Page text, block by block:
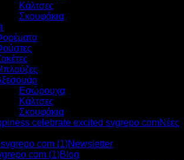
Κάλτσες
Σκουφάκια
Εσώρουχα
Κάλτσες
Σκουφάκια
Νέες
Newsletter
Blog